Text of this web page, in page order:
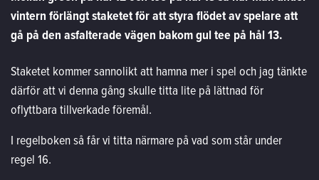
vintern förlängt staketet för att styra flödet av spelare att
gå på den asfalterade vägen bakom gul tee på hål 13.
Staketet kommer sannolikt att hamna mer i spel och jag tänkte
därför att vi denna gång skulle titta lite på lättnad för
oflyttbara tillverkade föremål.
I regelboken så får vi titta närmare på vad som står under
regel 16.